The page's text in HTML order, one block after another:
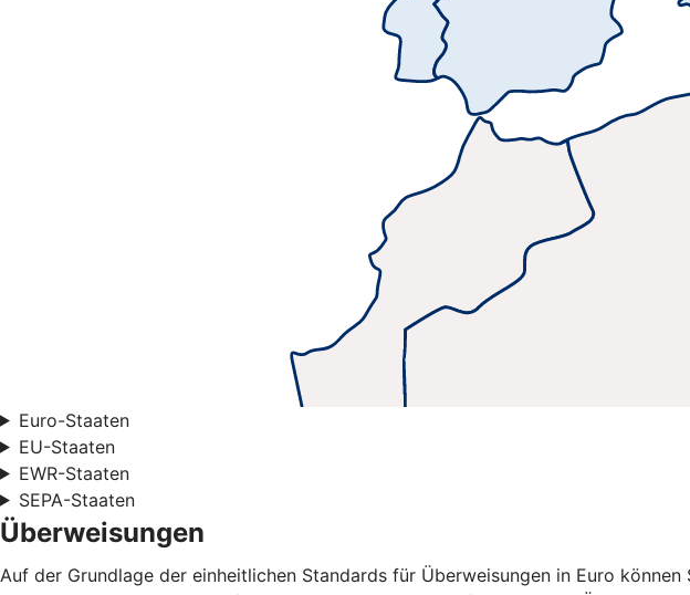
Euro-Staaten
EU-Staaten
EWR-Staaten
SEPA-Staaten
Überweisungen
Auf der Grundlage der einheitlichen Standards für Überweisungen in Euro